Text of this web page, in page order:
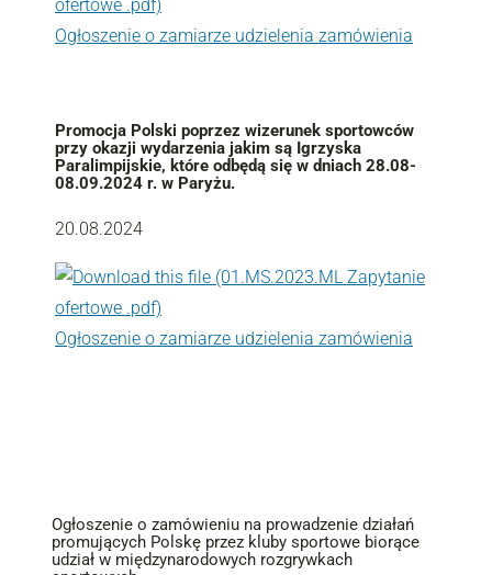
Ogłoszenie o zamiarze udzielenia zamówienia
Promocja Polski poprzez wizerunek sportowców
przy okazji wydarzenia jakim są Igrzyska
Paralimpijskie, które odbędą się w dniach 28.08-
08.09.2024 r. w Paryżu.
20.08.2024
Ogłoszenie o zamiarze udzielenia zamówienia
Ogłoszenie o zamówieniu na prowadzenie działań
promujących Polskę przez kluby sportowe biorące
udział w międzynarodowych rozgrywkach